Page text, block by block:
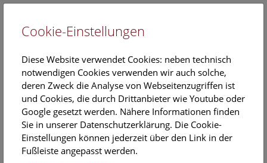
EN
Veranstaltungskalender
Informationen zu Gruppen,- Kindergarten- und
Schulprogrammen finden Siehier
Cookie-Einstellungen
Diese Website verwendet Cookies: neben technisch
notwendigen Cookies verwenden wir auch solche,
deren Zweck die Analyse von Webseitenzugriffen ist
und Cookies, die durch Drittanbieter wie Youtube oder
Google gesetzt werden. Nähere Informationen finden
Sie in unserer Datenschutzerklärung. Die Cookie-
Einstellungen können jederzeit über den Link in der
Fußleiste angepasst werden.